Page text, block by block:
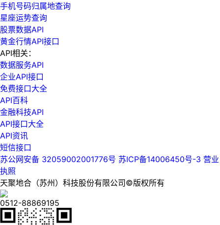
手机号码归属地查询
星座运势查询
股票数据API
黄金行情API接口
API相关：
数据服务API
企业API接口
免费接口大全
API百科
金融科技API
API接口大全
API资讯
短信接口
苏公网安备 32059002001776号 苏ICP备14006450号-3 营业
执照
天聚地合（苏州）科技股份有限公司©版权所有
0512-88869195